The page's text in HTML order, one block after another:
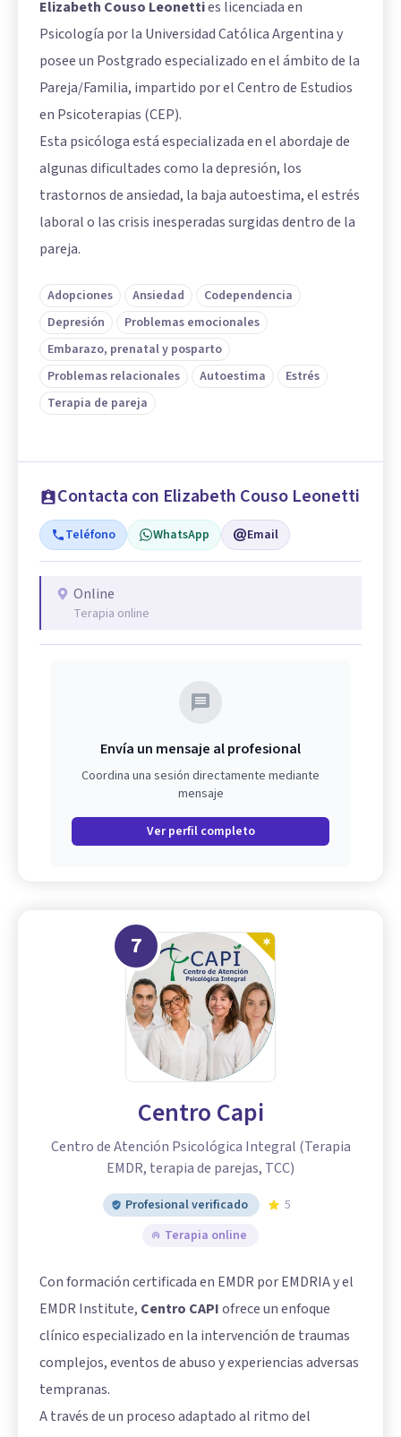
Elizabeth Couso Leonetties licenciada en
Psicología por la Universidad Católica Argentina y
posee un Postgrado especializado en el ámbito de la
Pareja/Familia, impartido por el Centro de Estudios
en Psicoterapias (CEP).
Esta psicóloga está especializada en el abordaje de
algunas dificultades como la depresión, los
trastornos de ansiedad, la baja autoestima, el estrés
laboral o las crisis inesperadas surgidas dentro de la
pareja.
Adopciones Ansiedad
Codependencia
Depresión
Problemas emocionales
Embarazo, prenatal y posparto
Problemas relacionales
Autoestima
Estrés
Terapia de pareja
Contacta con Elizabeth Couso Leonetti
Teléfono WhatsApp Email
Online
Terapia online
Envía un mensaje al profesional
Coordina una sesión directamente mediante
mensaje
Ver perfil completo
7
Centro Capi
Centro de Atención Psicológica Integral (Terapia
EMDR, terapia de parejas, TCC)
Profesional verificado
5
Terapia online
Con formación certificada en EMDR por EMDRIA y el
EMDR Institute, Centro CAPIofrece un enfoque
clínico especializado en la intervención de traumas
complejos, eventos de abuso y experiencias adversas
tempranas.
A través de un proceso adaptado al ritmo del